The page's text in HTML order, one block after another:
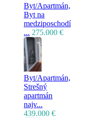
Byt/Apartmán,
Byt na
medziposchodí
... 275.000 €
Byt/Apartmán,
Strešný
apartmán
najv...
439.000 €